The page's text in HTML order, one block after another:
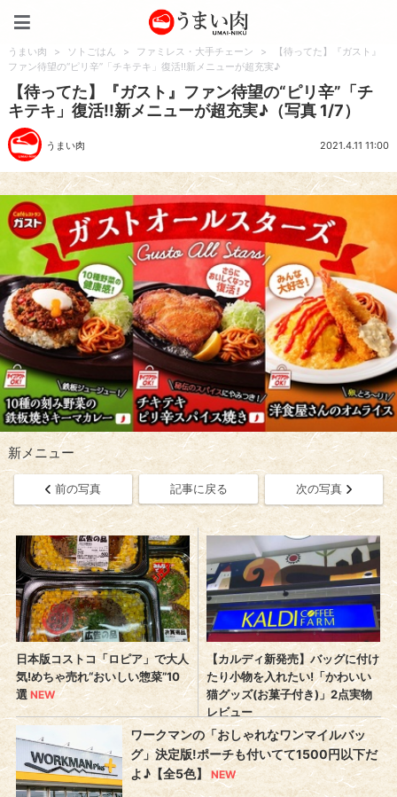
うまい肉 > ソトごはん > ファミレス・大手チェーン >
【待ってた】『ガスト』
ファン待望の“ピリ辛”「チキテキ」復活!!新メニューが超充実♪
【待ってた】『ガスト』ファン待望の“ピリ辛”「チ
キテキ」復活!!新メニューが超充実♪（写真 1/7）
うまい肉 2021.4.11 11:00
新メニュー
前の写真 記事に戻る 次の写真